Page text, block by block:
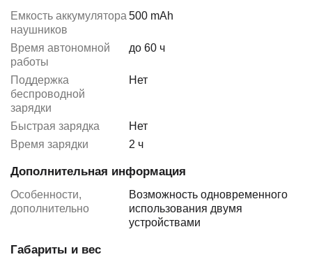
Емкость аккумулятора
наушников
500 mAh
Время автономной
работы
до 60 ч
Поддержка
беспроводной
зарядки
Нет
Быстрая зарядка
Нет
Время зарядки
2 ч
Дополнительная информация
Особенности,
дополнительно
Возможность одновременного
использования двумя
устройствами
Габариты и вес